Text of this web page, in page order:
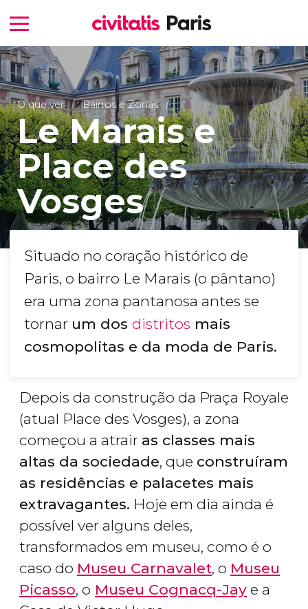
O que ver Bairros e Zonas
Le Marais e
Place des
Vosges
Situado no coração histórico de
Paris, o bairro Le Marais (o pântano)
era uma zona pantanosa antes se
tornar um dos distritos mais
cosmopolitas e da moda de Paris.
Depois da construção da Praça Royale
(atual Place des Vosges), a zona
começou a atrair as classes mais
altas da sociedade, que construíram
as residências e palacetes mais
extravagantes. Hoje em dia ainda é
possível ver alguns deles,
transformados em museu, como é o
caso do Museu Carnavalet, o Museu
Picasso, o Museu Cognacq-Jay e a